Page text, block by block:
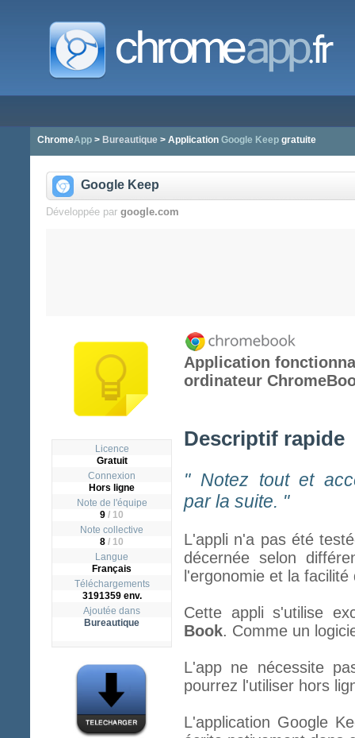
ChromeApp> Bureautique> Application Google Keepgratuite
Google Keep
Développée par google.com
Licence
Gratuit
Connexion
Hors ligne
Note de l'équipe
9 / 10
Note collective
8 / 10
Langue
Français
Téléchargements
3191359 env.
Ajoutée dans
Bureautique
Application
ordinateur
Descriptif rapide
" Notez tout et
par la suite. "
L'appli n'a pas été
décernée selon
l'ergonomie et la
Cette appli s'utilise
Book. Comme un
L'app ne nécessite
pourrez l'utiliser hors
L'application Google